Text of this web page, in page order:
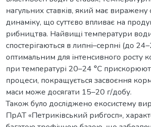
нагульних ставків, який має виражену
динаміку, що суттєво впливає на
рибництва. Найвищі температури
спостерігаються в липні–серпні (до
оптимальним для інтенсивного росту
при температурі 20–24 °C
процеси, покращується засвоєння
маси може досягати 15–20 г/добу.
Також було досліджено екосистему
ПрАТ «Петриківський рибгосп»,